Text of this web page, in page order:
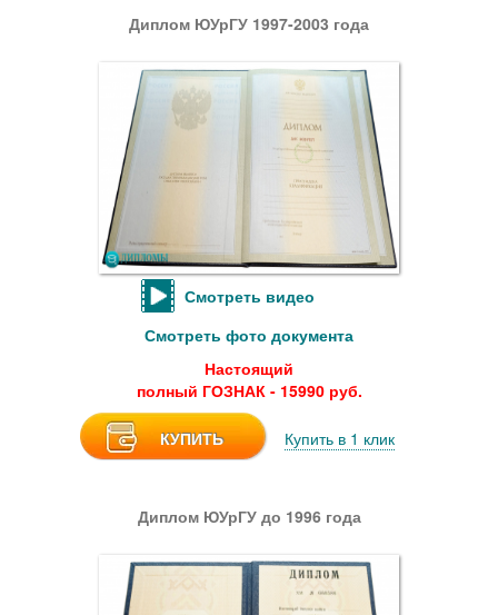
Диплом ЮУрГУ 1997-2003 года
Смотреть видео
Смотреть фото документа
Настоящий
полный ГОЗНАК - 15990 руб.
КУПИТЬ Купить в 1 клик
Диплом ЮУрГУ до 1996 года